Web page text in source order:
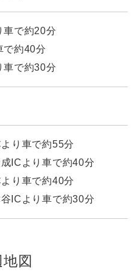
で約20分
約40分
で約30分
り車で約55分
ICより車で約40分
り車で約40分
ICより車で約30分
地図